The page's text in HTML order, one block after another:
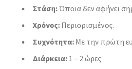
Στάση:Όποια δεν αφήνει
Χρόνος: Περιορισμένος.
Συχνότητα: Με την πρώτη
Διάρκεια: 1 – 2 ώρες